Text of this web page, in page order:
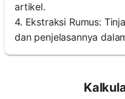
artikel.
4. Ekstraksi Rumus:
dan penjelasannya